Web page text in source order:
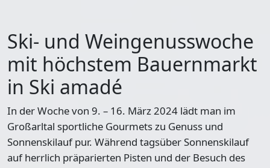
Ski- und Weingenusswoche
mit höchstem Bauernmarkt
in Ski amadé
In der Woche von 9. – 16. März 2024 lädt man im
Großarltal sportliche Gourmets zu Genuss und
Sonnenskilauf pur. Während tagsüber Sonnenskilauf
auf herrlich präparierten Pisten und der Besuch des